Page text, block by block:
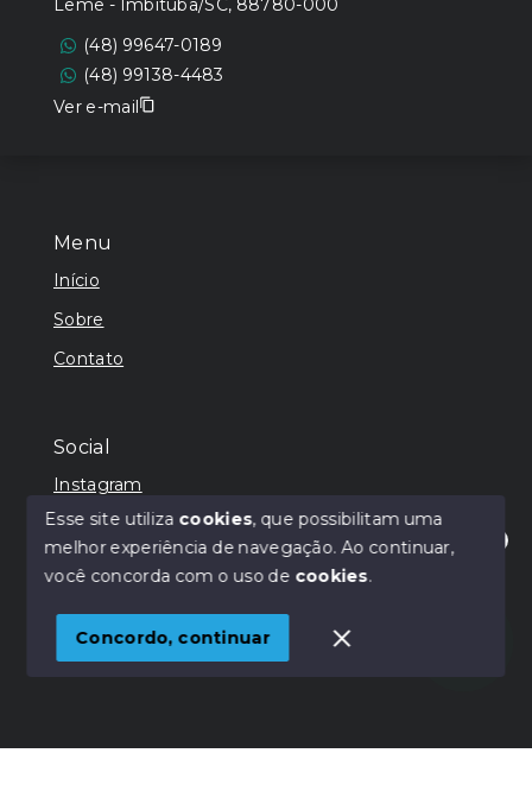
Olá! Estamos disponíveis para te ajudar.
Menu
Início
Sobre
Contato
Social
Instagram
© Copyright 2026 - Lever Negócios Imobiliários -
SITE PARA IMOBILIARIA
Leme - Imbituba/SC, 88780-000
(48) 99647-0189
(48) 99138-4483
Ver e-mail
Esse site utiliza cookies, que possibilitam uma
melhor experiência de navegação.Ao continuar,
você concorda com o uso de cookies.
Concordo, continuar